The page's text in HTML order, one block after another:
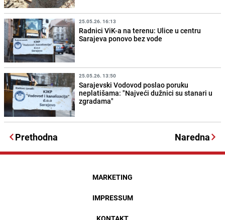
25.05.26. 16:13
Radnici ViK-a na terenu: Ulice u centru
Sarajeva ponovo bez vode
25.05.26. 13:50
Sarajevski Vodovod poslao poruku
neplatišama: "Najveći dužnici su stanari u
zgradama"
Prethodna Naredna
MARKETING
IMPRESSUM